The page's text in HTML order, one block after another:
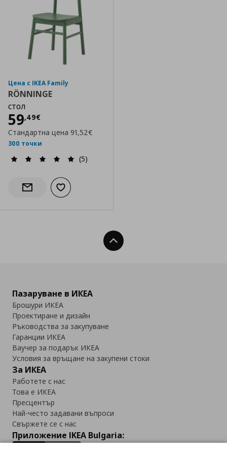
Цена с IKEA Family
RÖNNINGE
стол
59,49€
Цена
Стандартна цена 91,52€
300 точки
(5)
Информирай ме за наличност
Добави към списъка с любими
Нагоре
Пазаруване в ИКЕА
Брошури ИКЕА
Проектиране и дизайн
Ръководства за закупуване
Гаранции ИКЕА
Ваучер за подарък ИКЕА
Условия за връщане на закупени стоки
За ИКЕА
Работете с нас
Това е ИКЕА
Пресцентър
Най-често задавани въпроси
Свържете се с нас
Приложение IKEA Bulgaria: